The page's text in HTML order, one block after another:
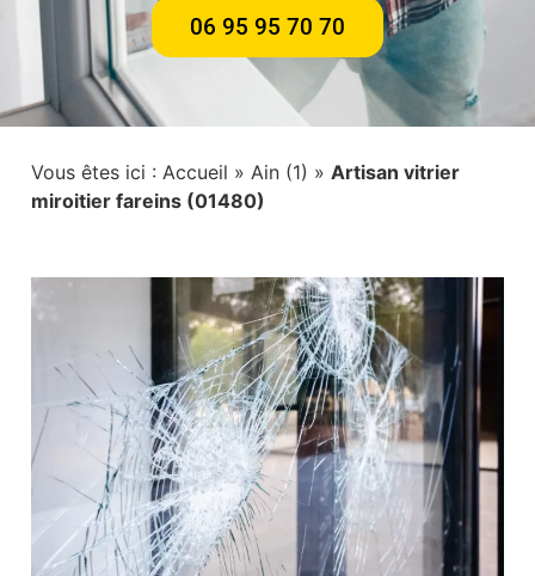
06 95 95 70 70
Vous êtes ici : Accueil » Ain (1) » Artisan vitrier
miroitier fareins (01480)